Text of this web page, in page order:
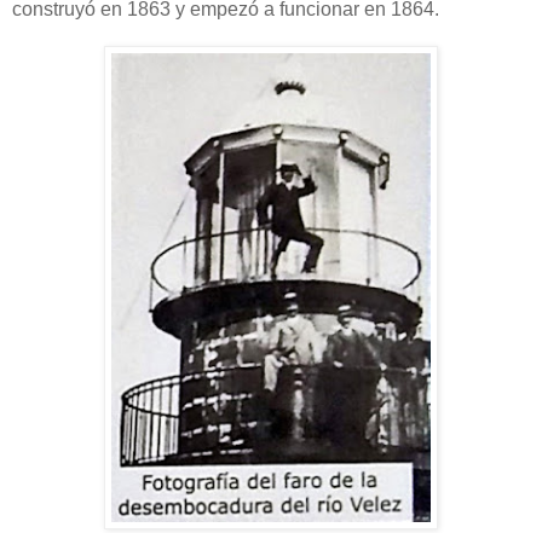
construyó en 1863 y empezó a funcionar en 1864.